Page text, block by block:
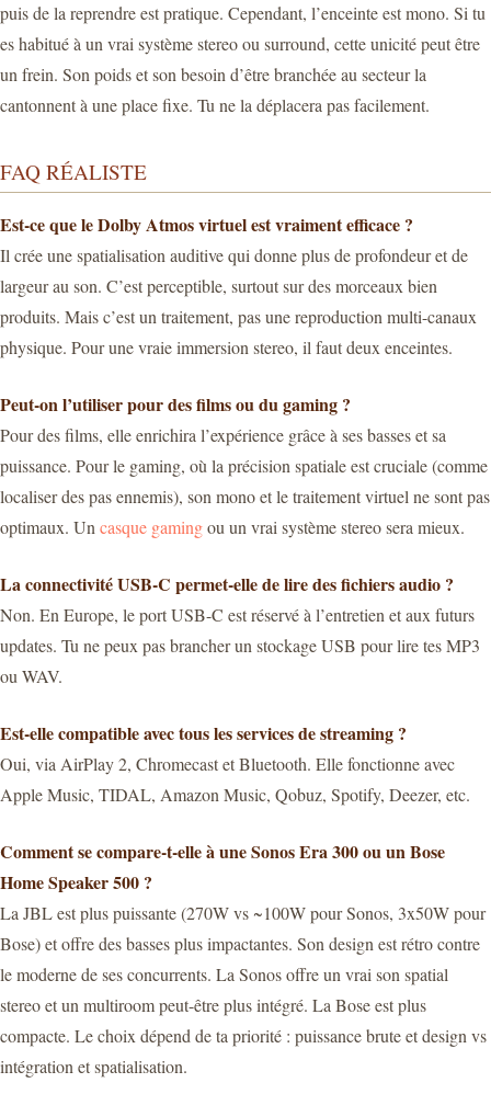
puis de la reprendre est pratique. Cependant, l’enceinte est mono. Si tu
es habitué à un vrai système stereo ou surround, cette unicité peut être
un frein. Son poids et son besoin d’être branchée au secteur la
cantonnent à une place fixe. Tu ne la déplacera pas facilement.
FAQ RÉALISTE
Est-ce que le Dolby Atmos virtuel est vraiment efficace ?
Il crée une spatialisation auditive qui donne plus de profondeur et de
largeur au son. C’est perceptible, surtout sur des morceaux bien
produits. Mais c’est un traitement, pas une reproduction multi-canaux
physique. Pour une vraie immersion stereo, il faut deux enceintes.
Peut-on l’utiliser pour des films ou du gaming ?
Pour des films, elle enrichira l’expérience grâce à ses basses et sa
puissance. Pour le gaming, où la précision spatiale est cruciale (comme
localiser des pas ennemis), son mono et le traitement virtuel ne sont pas
optimaux. Un casque gamingou un vrai système stereo sera mieux.
La connectivité USB-C permet-elle de lire des fichiers audio ?
Non. En Europe, le port USB-C est réservé à l’entretien et aux futurs
updates. Tu ne peux pas brancher un stockage USB pour lire tes MP3
ou WAV.
Est-elle compatible avec tous les services de streaming ?
Oui, via AirPlay 2, Chromecast et Bluetooth. Elle fonctionne avec
Apple Music, TIDAL, Amazon Music, Qobuz, Spotify, Deezer, etc.
Comment se compare-t-elle à une Sonos Era 300 ou un Bose
Home Speaker 500 ?
La JBL est plus puissante (270W vs ~100W pour Sonos, 3x50W pour
Bose) et offre des basses plus impactantes. Son design est rétro contre
le moderne de ses concurrents. La Sonos offre un vrai son spatial
stereo et un multiroom peut-être plus intégré. La Bose est plus
compacte. Le choix dépend de ta priorité : puissance brute et design vs
intégration et spatialisation.